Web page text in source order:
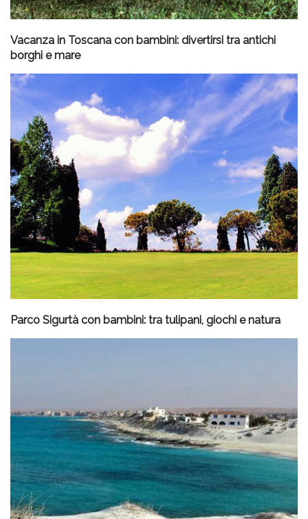
Vacanza in Toscana con bambini: divertirsi tra antichi
borghi e mare
Parco Sigurtà con bambini: tra tulipani, giochi e natura